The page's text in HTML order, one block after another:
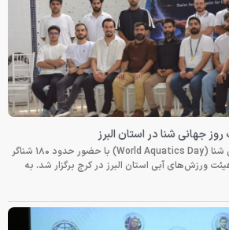
جهانی شنا در استان البرز
جشنواره بزرگداشت روز جهانی شنا (World Aquatics Day) با حضور حدود ۱۸۰ شناگر
ورزش‌های آبی استان البرز در کرج برگزار شد. به